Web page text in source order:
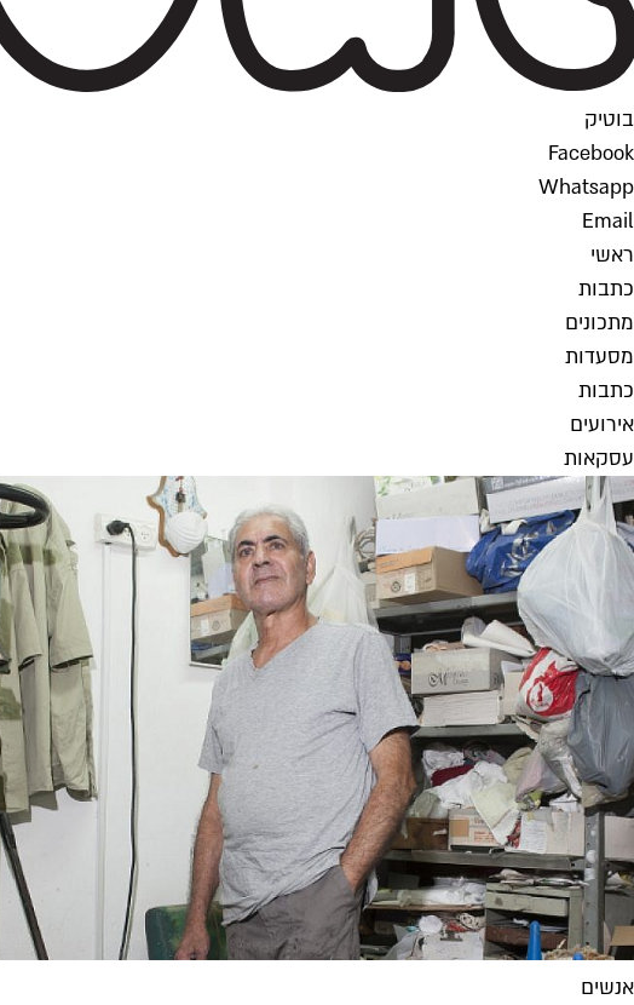
בוטיק
Facebook
Whatsapp
Email
ראשי
כתבות
מתכונים
מסעדות
כתבות
אירועים
עסקאות
אנשים